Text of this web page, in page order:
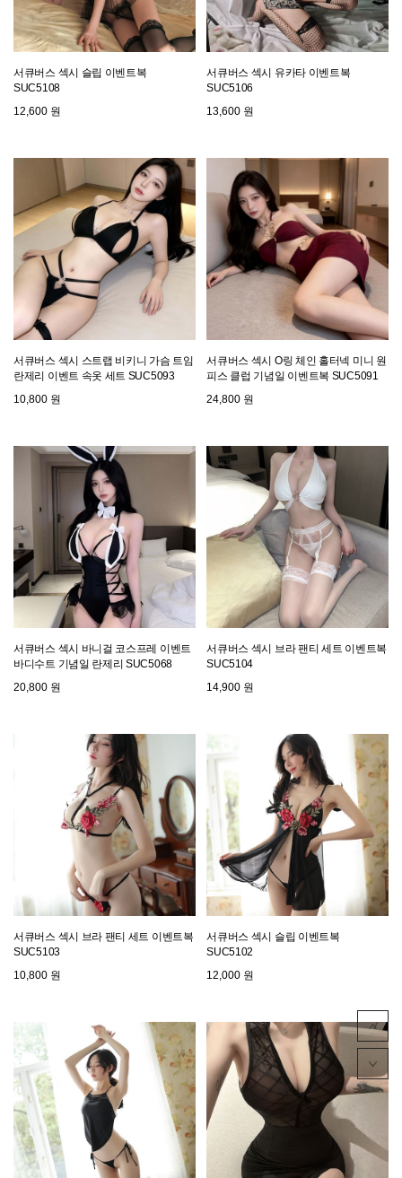
서큐버스 섹시 슬립 이벤트복
SUC5108
12,600 원
서큐버스 섹시 유카타 이벤트복
SUC5106
13,600 원
서큐버스 섹시 스트랩 비키니 가슴 트임
란제리 이벤트 속옷 세트 SUC5093
10,800 원
서큐버스 섹시 O링 체인 홀터넥 미니 원
피스 클럽 기념일 이벤트복 SUC5091
24,800 원
서큐버스 섹시 바니걸 코스프레 이벤트
바디수트 기념일 란제리 SUC5068
20,800 원
서큐버스 섹시 브라 팬티 세트 이벤트복
SUC5104
14,900 원
서큐버스 섹시 브라 팬티 세트 이벤트복
SUC5103
10,800 원
서큐버스 섹시 슬립 이벤트복
SUC5102
12,000 원